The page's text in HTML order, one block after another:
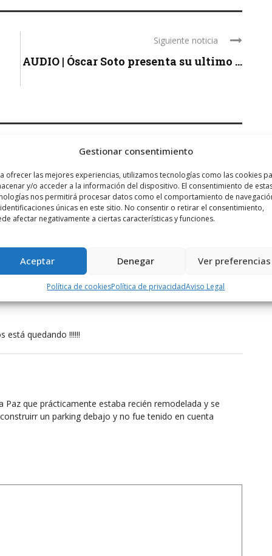
Gestionar consentimiento
ofrecer las mejores experiencias, utilizamos tecnologías como las cookies
y/o acceder a la información del dispositivo. El consentimiento de
nos permitirá procesar datos como el comportamiento de
únicas en este sitio. No consentir o retirar el consentimiento,
afectar negativamente a ciertas características y funciones.
Aceptar Denegar Ver preferencias
Política de cookiesPolítica de privacidadAviso Legal
Siguiente noticia
AUDIO | Óscar Soto presenta su ultimo ...
con el apoyo de las administraciones local y autonómica y
seria una gran noticia
está quedando !!!!!!
Paz que prácticamente estaba recién remodelada y se
un parking debajo y no fue tenido en cuenta